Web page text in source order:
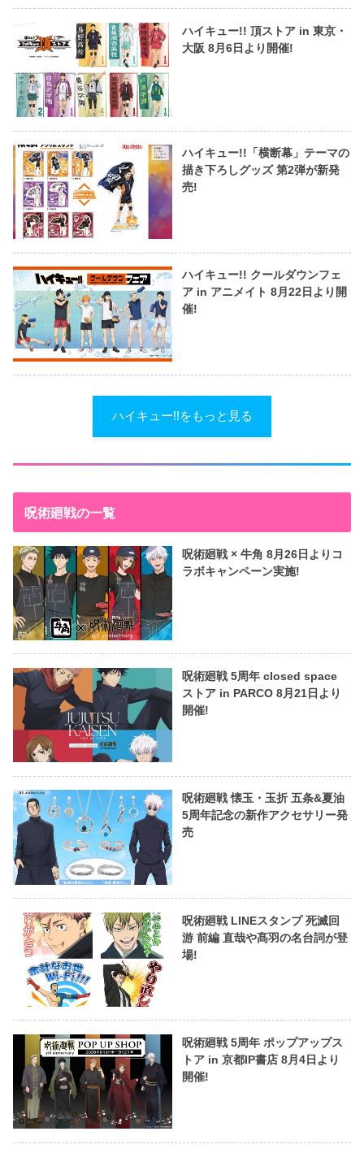
ハイキュー!! 頂ストア in 東京・
大阪 8月6日より開催!
ハイキュー!!「横断幕」テーマの
描き下ろしグッズ 第2弾が新発
売!
ハイキュー!! クールダウンフェ
ア in アニメイト 8月22日より開
催!
ハイキュー!!をもっと見る
呪術廻戦の一覧
呪術廻戦 × 牛角 8月26日よりコ
ラボキャンペーン実施!
呪術廻戦 5周年 closed space
ストア in PARCO 8月21日より
開催!
呪術廻戦 懐玉・玉折 五条&夏油
5周年記念の新作アクセサリー発
売
呪術廻戦 LINEスタンプ 死滅回
游 前編 直哉や髙羽の名台詞が登
場!
呪術廻戦 5周年 ポップアップス
トア in 京都IP書店 8月4日より
開催!